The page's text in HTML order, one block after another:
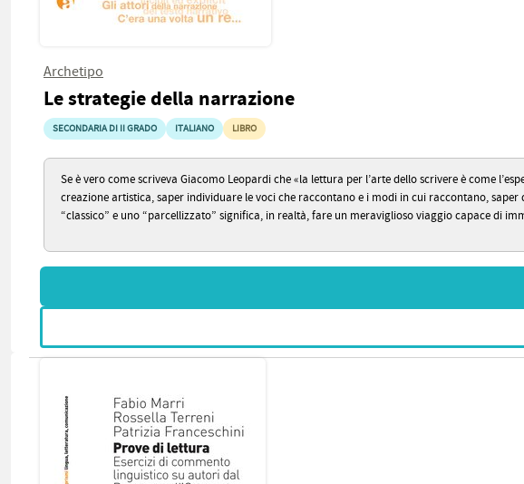
Archetipo
Le strategie della narrazione
SECONDARIA DI II GRADO ITALIANO LIBRO
Se è vero come scriveva Giacomo Leopardi che «la lettura per l’arte dello scrivere è come
creazione artistica, saper individuare le voci che raccontano e i modi in cui raccontano,
“classico” e uno “parcellizzato” significa, in realtà, fare un meraviglioso viaggio capace di